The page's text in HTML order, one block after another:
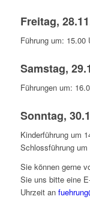
Freitag,
Führung um: 15.00
Samstag,
Führungen um:
Sonntag,
Kinderführung um
Schlossführung um
Sie können gerne
Sie uns bitte eine
Uhrzeit an